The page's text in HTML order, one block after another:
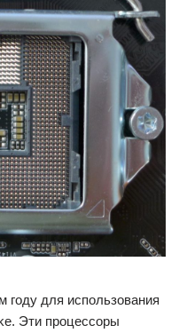
году для использования
Эти процессоры